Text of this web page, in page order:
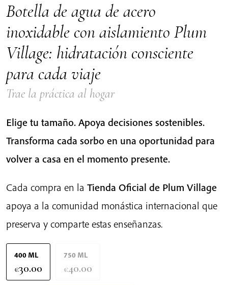
Botella de agua de acero
inoxidable con aislamiento Plum
Village: hidratación consciente
para cada viaje
Trae la práctica al hogar
Elige tu tamaño. Apoya decisiones sostenibles.
Transforma cada sorbo en una oportunidad para
volver a casa en el momento presente.
Cada compra en la Tienda Oficial de Plum Village
apoya a la comunidad monástica internacional que
preserva y comparte estas enseñanzas.
400 ML
€30.00
750 ML
€40.00